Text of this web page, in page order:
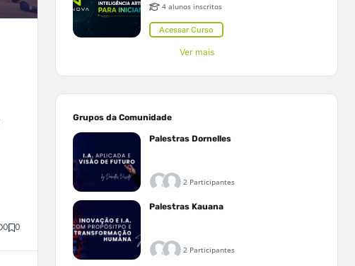
0 0
4 alunos inscritos
Acessar Curso
Ver mais
Grupos da Comunidade
Palestras Dornelles
2 Participantes
Palestras Kauana
2 Participantes